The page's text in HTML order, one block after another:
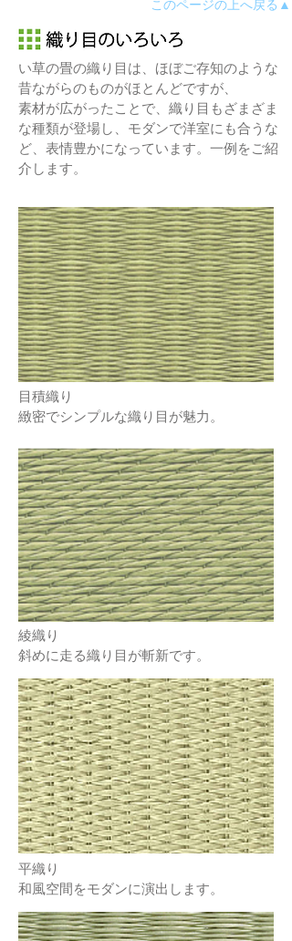
このページの上へ戻る▲
い草の畳の織り目は、ほぼご存知のような
昔ながらのものがほとんどですが、
素材が広がったことで、織り目もざまざま
な種類が登場し、モダンで洋室にも合うな
ど、表情豊かになっています。一例をご紹
介します。
目積織り
緻密でシンプルな織り目が魅力。
綾織り
斜めに走る織り目が斬新です。
平織り
和風空間をモダンに演出します。